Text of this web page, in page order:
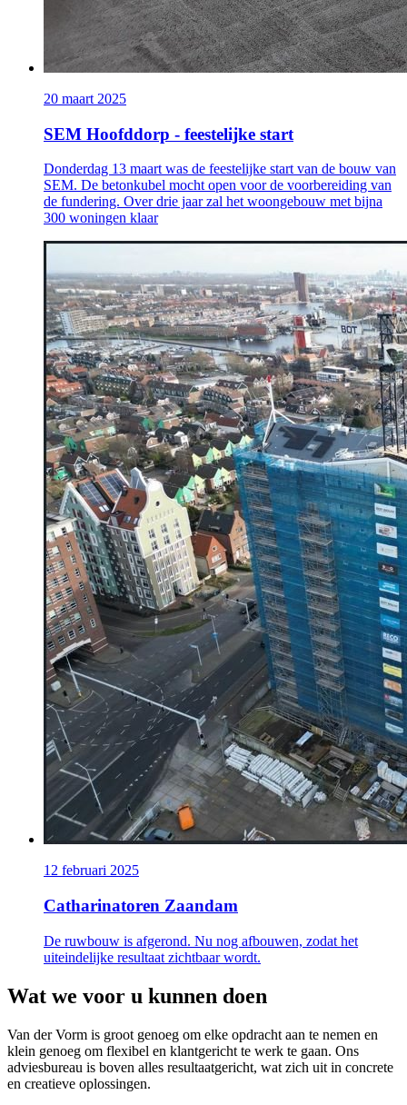
20 maart 2025
SEM Hoofddorp - feestelijke start
Donderdag 13 maart was de feestelijke start van de bouw van
SEM. De betonkubel mocht open voor de voorbereiding van
de fundering. Over drie jaar zal het woongebouw met bijna
300 woningen klaar
12 februari 2025
Catharinatoren Zaandam
De ruwbouw is afgerond. Nu nog afbouwen, zodat het
uiteindelijke resultaat zichtbaar wordt.
Wat we voor u kunnen doen
Van der Vorm is groot genoeg om elke opdracht aan te nemen en
klein genoeg om flexibel en klantgericht te werk te gaan. Ons
adviesbureau is boven alles resultaatgericht, wat zich uit in concrete
en creatieve oplossingen.